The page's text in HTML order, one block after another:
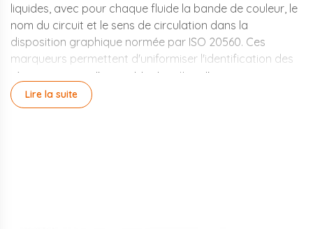
liquides, avec pour chaque fluide la bande de couleur, le
nom du circuit et le sens de circulation dans la
disposition graphique normée par ISO 20560. Ces
marqueurs permettent d'uniformiser l'identification des
réseaux eau sur l'ensemble des sites d'un groupe
industriel, y compris hors de France.
Lire la suite